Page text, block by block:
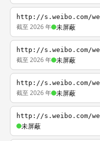
http://s.weibo.com/
截至 2026 年 未屏蔽
http://s.weibo.com/
截至 2026 年 未屏蔽
http://s.weibo.com/
截至 2026 年 未屏蔽
http://s.weibo.com/
未屏蔽